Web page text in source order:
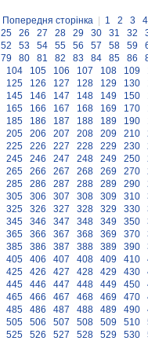
Попередня сторінка 1 2 3 4
25 26 27 28 29 30 31 32
52 53 54 55 56 57 58 59
79 80 81 82 83 84 85 86
104 105 106 107 108 109
125 126 127 128 129 130
145 146 147 148 149 150
165 166 167 168 169 170
185 186 187 188 189 190
205 206 207 208 209 210
225 226 227 228 229 230
245 246 247 248 249 250
265 266 267 268 269 270
285 286 287 288 289 290
305 306 307 308 309 310
325 326 327 328 329 330
345 346 347 348 349 350
365 366 367 368 369 370
385 386 387 388 389 390
405 406 407 408 409 410
425 426 427 428 429 430
445 446 447 448 449 450
465 466 467 468 469 470
485 486 487 488 489 490
505 506 507 508 509 510
525 526 527 528 529 530